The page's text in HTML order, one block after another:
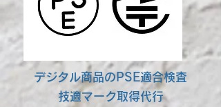
デジタル商品のPSE適合検査
技適マーク取得代行